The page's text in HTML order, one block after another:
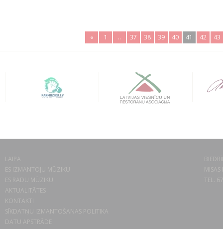
« 1 .. 37 38 39 40 41 42 43
LAIPA
ES IZMANTOJU MŪZIKU
ES RADU MŪZIKU
AKTUALITĀTES
KONTAKTI
SĪKDATŅU IZMANTOŠANAS POLITIKA
DATU APSTRĀDE
TEL.